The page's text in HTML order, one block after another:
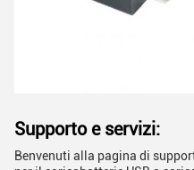
Supporto e servizi:
Benvenuti alla pagina di